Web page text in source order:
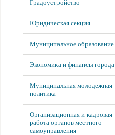
Градоустройство
Юридическая секция
Муниципальное образование
Экономика и финансы города
Муниципальная молодежная
политика
Организационная и кадровая
работа органов местного
самоуправления